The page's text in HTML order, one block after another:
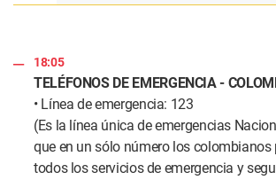
18:05
TELÉFONOS DE EMERGENCIA -
• Línea de emergencia: 123
(Es la línea única de emergencias
que en un sólo número los colombianos
todos los servicios de emergencia y